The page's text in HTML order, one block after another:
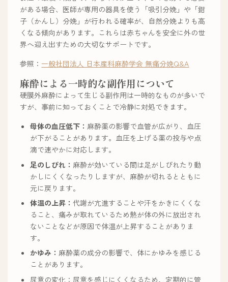
がある場合、医師が専用の器具を使う「吸引分娩」や「鉗
子（かんし）分娩」が行われる確率が、自然分娩よりも高
くなる傾向があります。これらは赤ちゃんを安全に外の世
界へ迎え出すための大切なサポートです。
参照： 一般社団法人 日本産科麻酔学会 無痛分娩Q&A
麻酔による一時的な副作用について
硬膜外麻酔によって生じる副作用は一時的なものが多いで
すが、事前に知っておくことで冷静に対処できます。
母体の血圧低下： 麻酔薬の影響で血管が広がり、血圧
が下がることがあります。血圧を上げる薬の投与や点
滴で速やかに対応します。
足のしびれ： 麻酔が効いている間は足がしびれたり動
かしにくくなったりしますが、麻酔が切れるとともに
元に戻ります。
体温の上昇：代謝が亢進することや汗をかきにくくな
ること、痛みが取れているため熱が体の外に放出され
ないことなどが原因で体温が上昇することがありま
す。
かゆみ： 麻酔薬の成分の影響で、体にかゆみを感じる
ことがあります。
尿意の変化：尿意を感じにくくなるため、定期的に管